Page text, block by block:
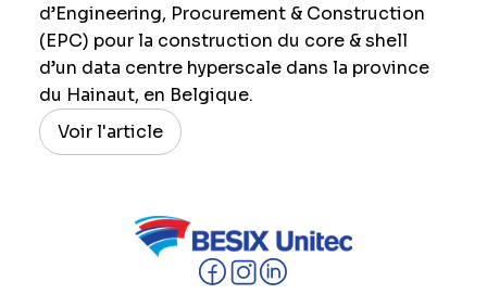
d’Engineering, Procurement & Construction
(EPC) pour la construction du core & shell
d’un data centre hyperscale dans la province
du Hainaut, en Belgique.
Voir l'article